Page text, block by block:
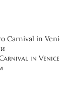
in Venice